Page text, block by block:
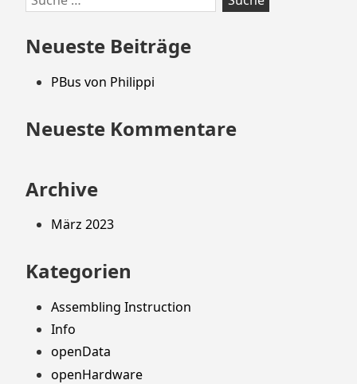
Footer
springen
nach:
Neueste Beiträge
PBus von Philippi
Neueste Kommentare
Archive
März 2023
Kategorien
Assembling Instruction
Info
openData
openHardware